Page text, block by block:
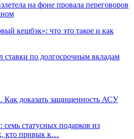
на фоне провала переговоров
кешбэк»: что это такое и как
ставки по долгосрочным вкладам
доказать защищенность АСУ
статусных подарков из
кто привык к…